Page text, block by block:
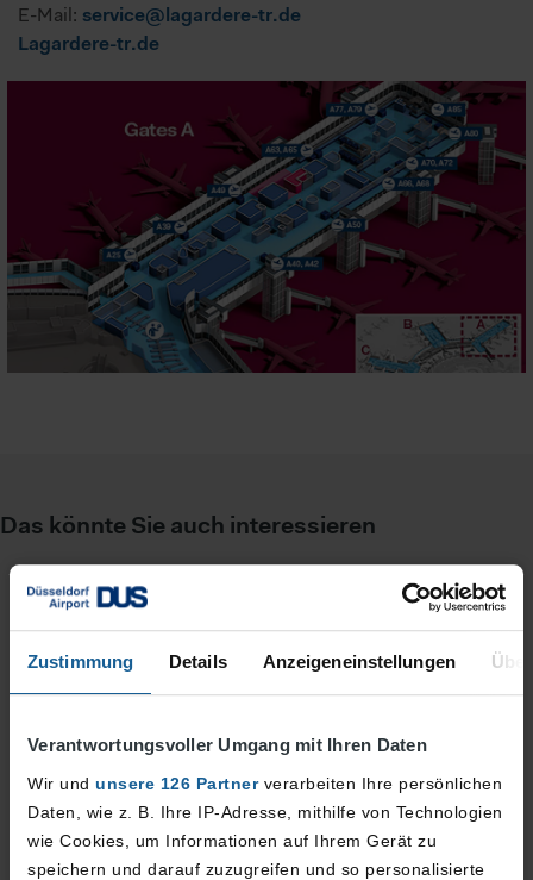
Zustimmung Details Anzeigeneinstellungen
Verantwortungsvoller Umgang mit Ihren Daten
Wir und unsere 126 Partnerverarbeiten Ihre persönlichen
Daten, wie z. B. Ihre IP-Adresse, mithilfe von Technologien
wie Cookies, um Informationen auf Ihrem Gerät zu
speichern und darauf zuzugreifen und so personalisierte
E-Mail: service@lagardere-tr.de
Lagardere-tr.de
Das könnte Sie auch interessieren